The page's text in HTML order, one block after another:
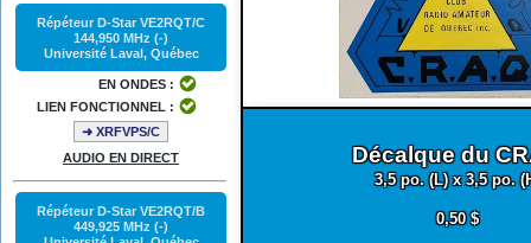
Répéteur D-Star VE2RQT/C
144,950 MHz (-)
Université Laval, Québec
EN ONDES :
LIEN FONCTIONNEL :
➜ XRFVPS/C
AUDIO EN DIRECT
Répéteur D-Star VE2RQT/B
449,925 MHz (-)
Décalque du
3,5 po. (L) x 3,5 po.
0,50 $